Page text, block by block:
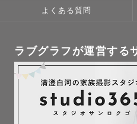
よくある質問
ラブグラフが運営する